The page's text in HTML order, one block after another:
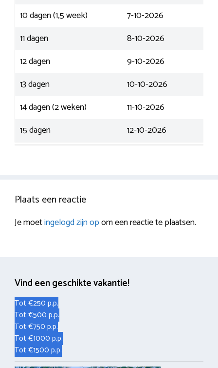
10 dagen (1,5 week)
7-10-2026
11 dagen
8-10-2026
12 dagen
9-10-2026
13 dagen
10-10-2026
14 dagen (2 weken)
11-10-2026
15 dagen
12-10-2026
Plaats een reactie
Je moetingelogd zijn opom een reactie te plaatsen.
Vind een geschikte vakantie!
Tot €250 p.p.
Tot €500 p.p.
Tot €750 p.p.
Tot €1000 p.p.
Tot €1500 p.p.